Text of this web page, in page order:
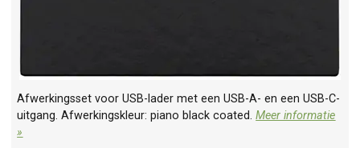
Afwerkingsset voor USB-lader met een USB-A- en een USB-C-
uitgang. Afwerkingskleur: piano black coated.Meer informatie
»